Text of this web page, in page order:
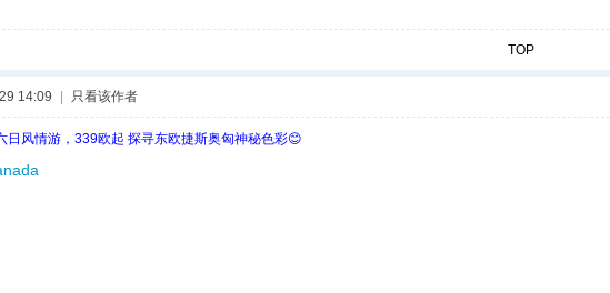
TOP
14:09 只看该作者
日风情游，339欧起 探寻东欧捷斯奥匈神秘色彩😊